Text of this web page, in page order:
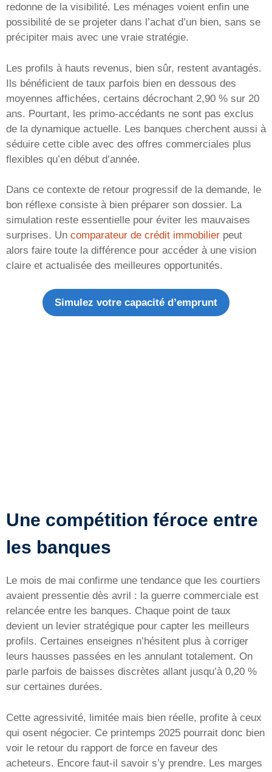
redonne de la visibilité. Les ménages voient enfin une
possibilité de se projeter dans l’achat d’un bien, sans se
précipiter mais avec une vraie stratégie.
Les profils à hauts revenus, bien sûr, restent avantagés.
Ils bénéficient de taux parfois bien en dessous des
moyennes affichées, certains décrochant 2,90 % sur 20
ans. Pourtant, les primo-accédants ne sont pas exclus
de la dynamique actuelle. Les banques cherchent aussi à
séduire cette cible avec des offres commerciales plus
flexibles qu’en début d’année.
Dans ce contexte de retour progressif de la demande, le
bon réflexe consiste à bien préparer son dossier. La
simulation reste essentielle pour éviter les mauvaises
surprises. Un comparateur de crédit immobilier peut
alors faire toute la différence pour accéder à une vision
claire et actualisée des meilleures opportunités.
Simulez votre capacité d’emprunt
Une compétition féroce entre
les banques
Le mois de mai confirme une tendance que les courtiers
avaient pressentie dès avril : la guerre commerciale est
relancée entre les banques. Chaque point de taux
devient un levier stratégique pour capter les meilleurs
profils. Certaines enseignes n’hésitent plus à corriger
leurs hausses passées en les annulant totalement. On
parle parfois de baisses discrètes allant jusqu’à 0,20 %
sur certaines durées.
Cette agressivité, limitée mais bien réelle, profite à ceux
qui osent négocier. Ce printemps 2025 pourrait donc bien
voir le retour du rapport de force en faveur des
acheteurs. Encore faut-il savoir s’y prendre. Les marges